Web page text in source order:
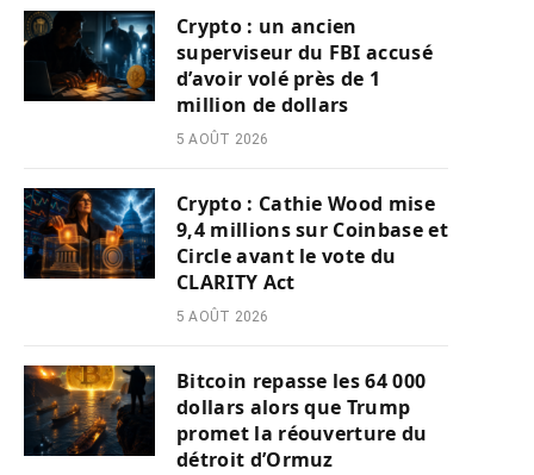
Crypto : un ancien
superviseur du FBI accusé
d’avoir volé près de 1
million de dollars
5 AOÛT 2026
Crypto : Cathie Wood mise
9,4 millions sur Coinbase et
Circle avant le vote du
CLARITY Act
5 AOÛT 2026
Bitcoin repasse les 64 000
dollars alors que Trump
promet la réouverture du
détroit d’Ormuz